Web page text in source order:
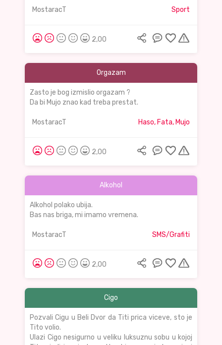
MostaracT Sport
2,00
Orgazam
Zasto je bog izmislio orgazam ?
Da bi Mujo znao kad treba prestat.
MostaracT Haso, Fata, Mujo
2,00
Alkohol
Alkohol polako ubija.
Bas nas briga, mi imamo vremena.
MostaracT SMS/Grafiti
2,00
Cigo
Pozvali Cigu u Beli Dvor da Titi prica viceve, sto je
Tito volio.
Ulazi Cigo nesigurno u veliku luksuznu sobu u kojoj